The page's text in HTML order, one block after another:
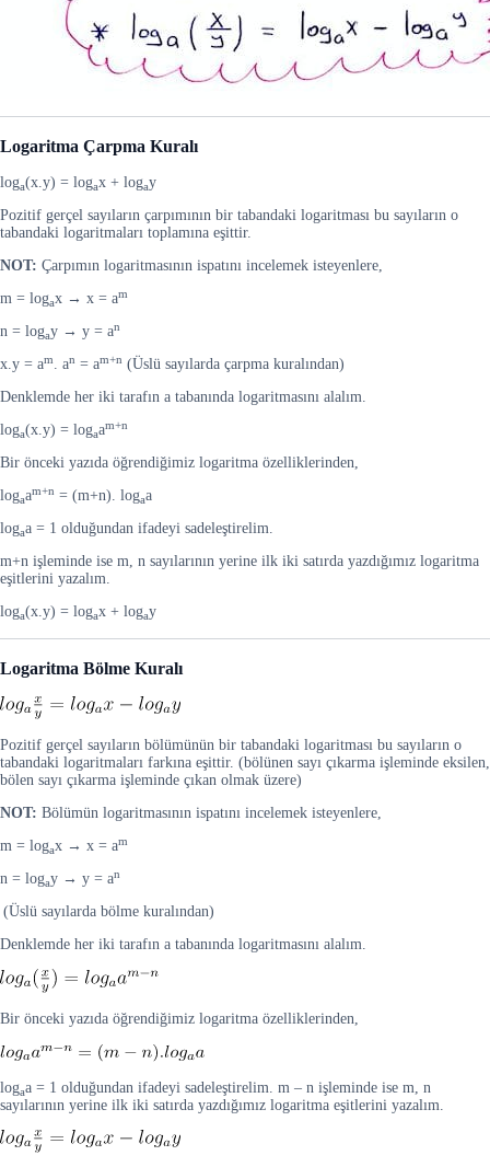
Logaritma Çarpma Kuralı
loga(x.y) = logax + logay
Pozitif gerçel sayıların çarpımının bir tabandaki logaritması bu sayıların o
tabandaki logaritmaları toplamına eşittir.
NOT: Çarpımın logaritmasının ispatını incelemek isteyenlere,
m = logax → x = am
n = logay → y = an
x.y = am. an = am+n (Üslü sayılarda çarpma kuralından)
Denklemde her iki tarafın a tabanında logaritmasını alalım.
loga(x.y) = logaam+n
Bir önceki yazıda öğrendiğimiz logaritma özelliklerinden,
logaam+n = (m+n). logaa
logaa = 1 olduğundan ifadeyi sadeleştirelim.
m+n işleminde ise m, n sayılarının yerine ilk iki satırda yazdığımız logaritma
eşitlerini yazalım.
loga(x.y) = logax + logay
Logaritma Bölme Kuralı
Pozitif gerçel sayıların bölümünün bir tabandaki logaritması bu sayıların o
tabandaki logaritmaları farkına eşittir. (bölünen sayı çıkarma işleminde eksilen,
bölen sayı çıkarma işleminde çıkan olmak üzere)
NOT: Bölümün logaritmasının ispatını incelemek isteyenlere,
m = logax → x = am
n = logay → y = an
(Üslü sayılarda bölme kuralından)
Denklemde her iki tarafın a tabanında logaritmasını alalım.
Bir önceki yazıda öğrendiğimiz logaritma özelliklerinden,
logaa = 1 olduğundan ifadeyi sadeleştirelim. m – n işleminde ise m, n
sayılarının yerine ilk iki satırda yazdığımız logaritma eşitlerini yazalım.